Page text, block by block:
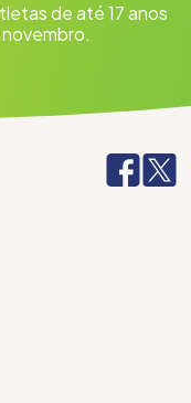
de até 17 anos